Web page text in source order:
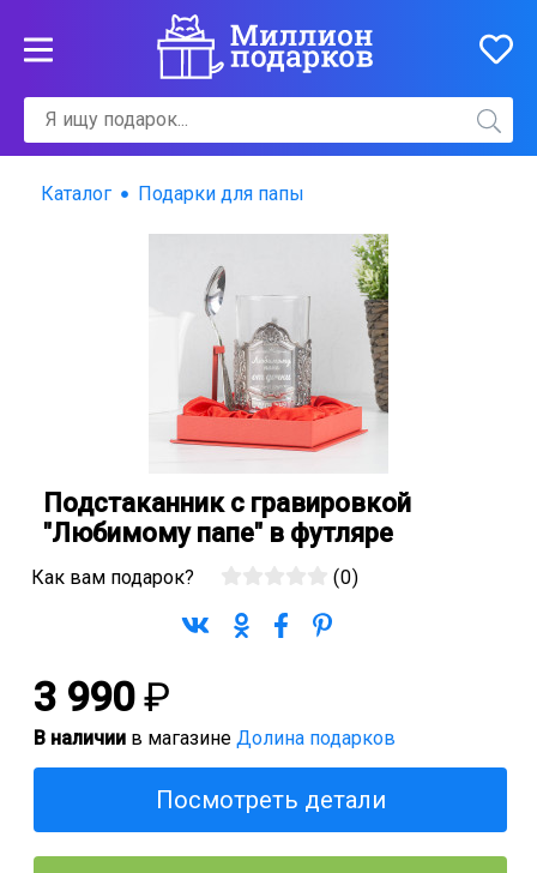
Каталог Подарки для папы
Подстаканник с гравировкой
"Любимому папе" в футляре
Как вам подарок? (0)
3 990 ₽
В наличии в магазине Долина подарков
Посмотреть детали